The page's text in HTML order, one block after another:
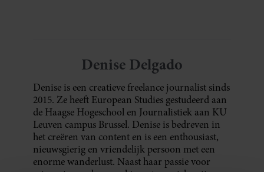
Denise Delgado
Denise is een creatieve freelance journalist sinds
2015. Ze heeft European Studies gestudeerd aan
de Haagse Hogeschool en Journalistiek aan KU
Leuven campus Brussel. Denise is bedreven in
het creëren van content en is een enthousiast,
nieuwsgierig en vriendelijk persoon met een
enorme wanderlust. Naast haar passie voor